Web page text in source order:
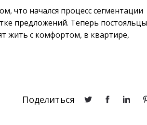
что начался процесс сегментации
предложений. Теперь постояльцы
жить с комфортом, в квартире,
Поделиться